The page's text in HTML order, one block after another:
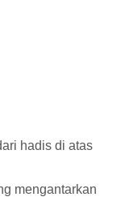
mengantarkan